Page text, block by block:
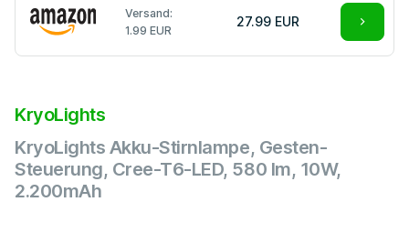
Versand:
1.99 EUR
27.99 EUR
KryoLights
KryoLights Akku-Stirnlampe, Gesten-
Steuerung, Cree-T6-LED, 580 lm, 10W,
2.200mAh